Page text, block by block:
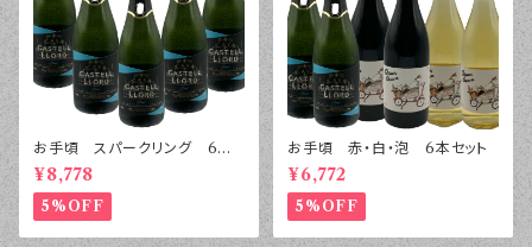
お手頃 スパークリング 6本
セット
¥8,778
5%OFF
お手頃 赤・白・泡 6本セット
¥6,772
5%OFF